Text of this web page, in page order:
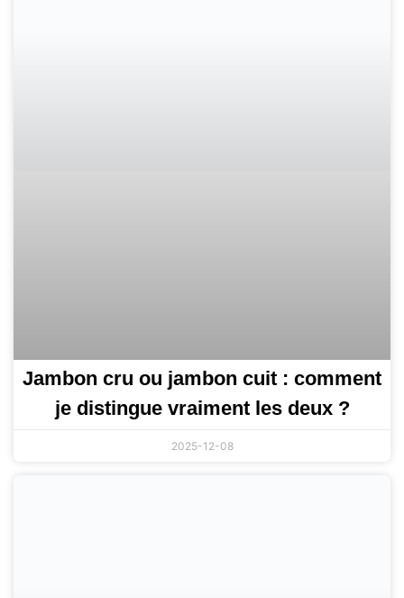
Jambon cru ou jambon cuit : comment
je distingue vraiment les deux ?
2025-12-08